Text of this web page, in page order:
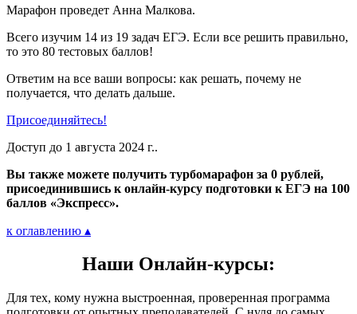
Марафон проведет Анна Малкова.
Всего изучим 14 из 19 задач ЕГЭ. Если все решить правильно,
то это 80 тестовых баллов!
Ответим на все ваши вопросы: как решать, почему не
получается, что делать дальше.
Присоединяйтесь!
Доступ до 1 августа 2024 г..
Вы также можете получить турбомарафон за 0 рублей,
присоединившись к онлайн-курсу подготовки к ЕГЭ на 100
баллов «Экспресс».
к оглавлению ▴
Наши Онлайн-курсы:
Для тех, кому нужна выстроенная, проверенная программа